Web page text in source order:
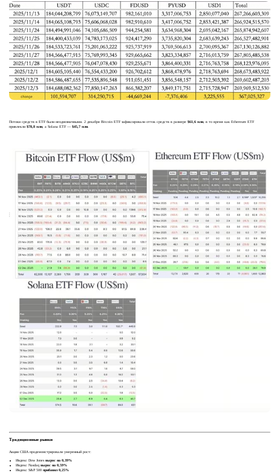
Потоки средств в ETF были неоднозначными. 2 декабря Bitcoin ETF зафиксировали отток средств в размере $61,6 млн, в то время как Ethereum ETF
привлекли $78,8 млн, а Solana ETF — $45,7 млн.
Традиционные рынки
Акции США продемонстрировали умеренный рост:
Индекс Dow Jones вырос на 0,39%
Индекс Nasdaq вырос на 0,59%
Индекс S&P 500 прибавил 0,25%